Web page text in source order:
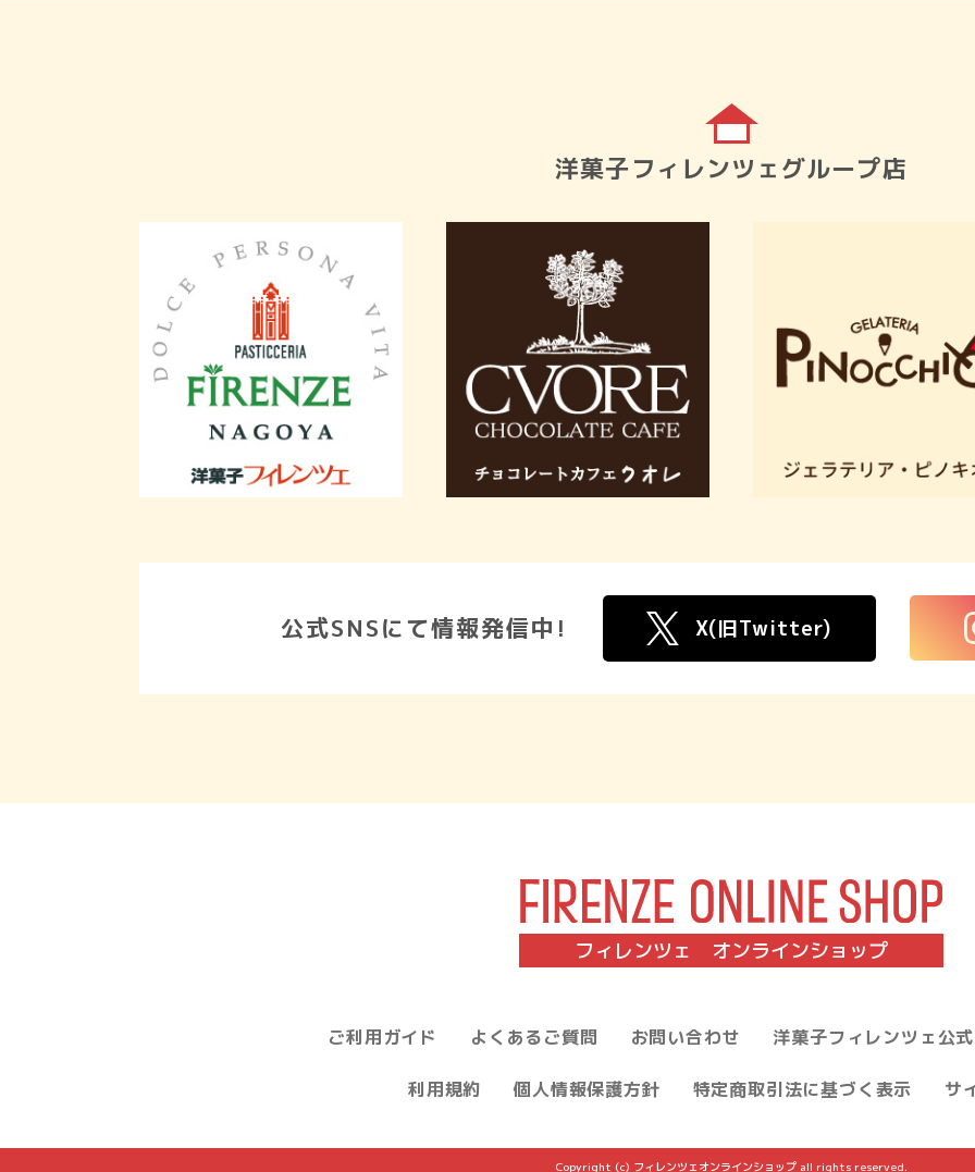
洋菓子フィレンツェグループ店
公式SNSにて情報発信中! X(旧Twitter)
フィレンツェ オンラインショップ
ご利用ガイド よくあるご質問 お問い合わせ 洋菓子フィレンツェ公
利用規約 個人情報保護方針 特定商取引法に基づく表示 サ
Copyright (c) フィレンツェオンラインショップ all rights reserved.